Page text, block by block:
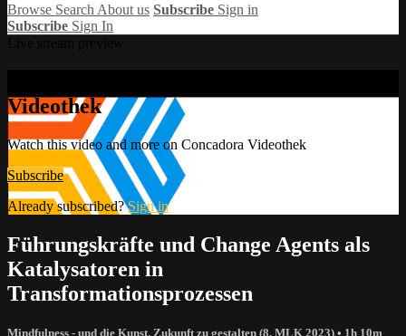
Browse Search About us Subscribe Sign in
Subscribe Sign In
Videothek
Watch this video and more on Concadora Videothek
Subscribe
Already subscribed?Sign in
Führungskräfte und Change Agents als
Katalysatoren in
Transformationsprozessen
Mindfulness - und die Kunst, Zukunft zu gestalten (8. MLK 2023) • 1h 10m